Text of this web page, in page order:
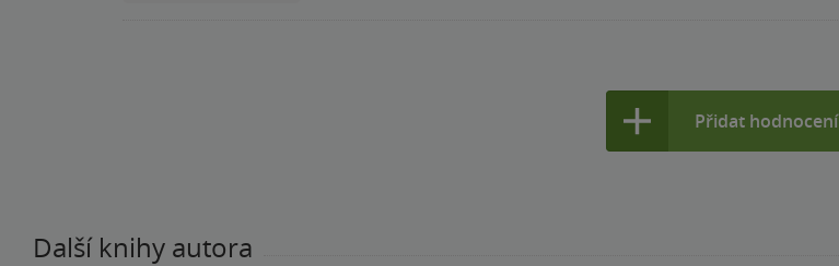
Přidat hodnocení
Další knihy autora